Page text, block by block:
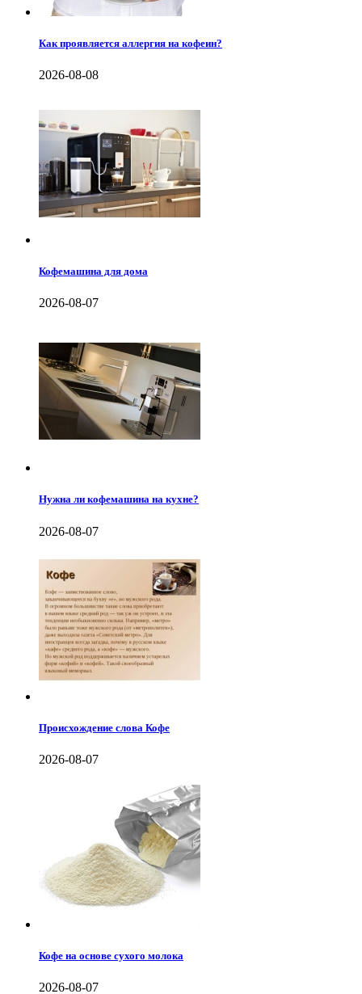
Как проявляется аллергия на кофеин?
2026-08-08
Кофемашина для дома
2026-08-07
Нужна ли кофемашина на кухне?
2026-08-07
Происхождение слова Кофе
2026-08-07
Кофе на основе сухого молока
2026-08-07